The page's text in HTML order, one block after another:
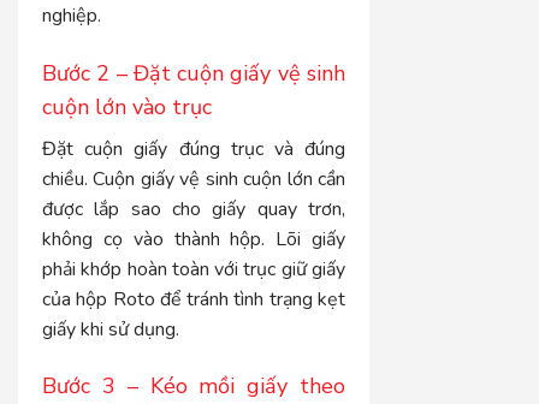
nghiệp.
Bước 2 – Đặt cuộn giấy vệ sinh
cuộn lớn vào trục
Đặt cuộn giấy đúng trục và đúng
chiều. Cuộn giấy vệ sinh cuộn lớn cần
được lắp sao cho giấy quay trơn,
không cọ vào thành hộp. Lõi giấy
phải khớp hoàn toàn với trục giữ giấy
của hộp Roto để tránh tình trạng kẹt
giấy khi sử dụng.
Bước 3 – Kéo mồi giấy theo